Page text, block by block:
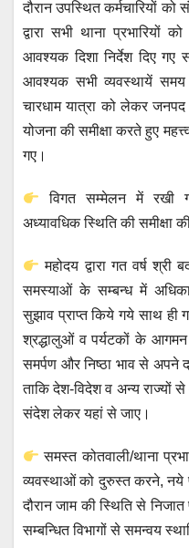
दौरान उपस्थित कर्मचारियों
द्वारा सभी थाना प्रभारियों
आवश्यक दिशा निर्देश दिए गए
आवश्यक सभी व्यवस्थायें समय
चारधाम यात्रा को लेकर जनपद
योजना की समीक्षा करते हुए
गए।
विगत सम्मेलन में रखी
अध्यावधिक स्थिति की समीक्षा
महोदय द्वारा गत वर्ष श्री
समस्याओं के सम्बन्ध में
सुझाव प्राप्त किये गये साथ ही
श्रद्धालुओं व पर्यटकों के आगमन
समर्पण और निष्ठा भाव से अपने
ताकि देश-विदेश व अन्य राज्यों
संदेश लेकर यहां से जाए।
समस्त कोतवाली/थाना
व्यवस्थाओं को दुरुस्त करने, नये
दौरान जाम की स्थिति से
सम्बन्धित विभागों से समन्वय